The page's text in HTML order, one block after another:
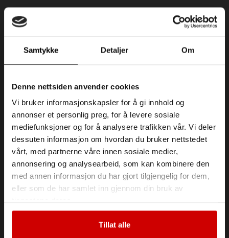
Samtykke Detaljer Om
Denne nettsiden anvender cookies
Vi bruker informasjonskapsler for å gi innhold og
annonser et personlig preg, for å levere sosiale
mediefunksjoner og for å analysere trafikken vår. Vi deler
dessuten informasjon om hvordan du bruker nettstedet
vårt, med partnerne våre innen sosiale medier,
annonsering og analysearbeid, som kan kombinere den
med annen informasjon du har gjort tilgjengelig for dem,
eller som de har samlet inn gjennom din bruk av
Tillat alle